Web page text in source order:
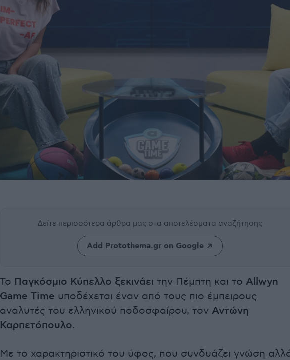
Δείτε περισσότερα άρθρα μας στα αποτελέσματα αναζήτησης
Add Protothema.gr on Google
Το Παγκόσμιο Κύπελλο ξεκινάει την Πέμπτη και το Allwyn
Game Time υποδέχεται έναν από τους πιο έμπειρους
αναλυτές του ελληνικού ποδοσφαίρου, τον Αντώνη
Καρπετόπουλο.
Με το χαρακτηριστικό του ύφος, που συνδυάζει γνώση